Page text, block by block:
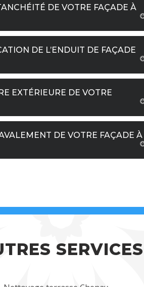
DE VOTRE FAÇADE À
DE L’ENDUIT DE FAÇADE
EXTÉRIEURE DE VOTRE
DE VOTRE FAÇADE À
SERVICES